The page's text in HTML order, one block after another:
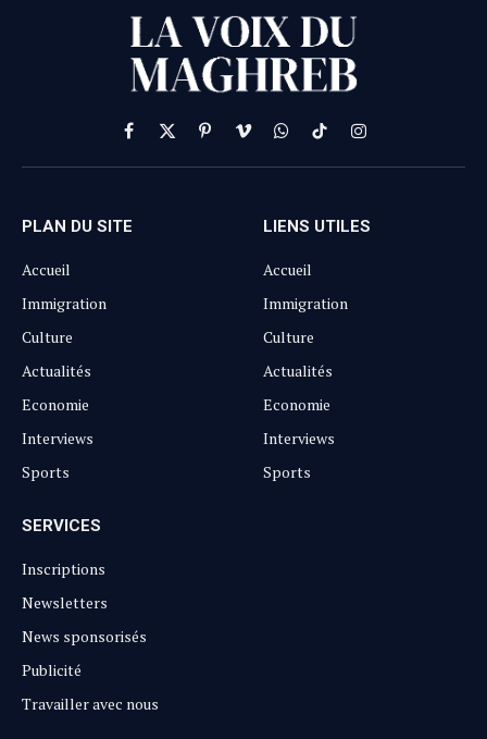
Facebook
X
(Twitter)
PinterestVimeoWhatsApp
TikTokInstagram
PLAN DU SITE
Accueil
Immigration
Culture
Actualités
Economie
Interviews
Sports
LIENS UTILES
Accueil
Immigration
Culture
Actualités
Economie
Interviews
Sports
SERVICES
Inscriptions
Newsletters
News sponsorisés
Publicité
Travailler avec nous